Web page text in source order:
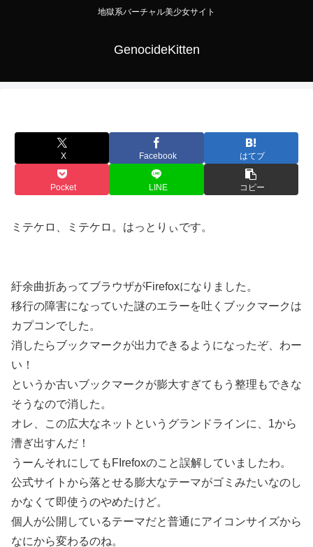
地獄系バーチャル美少女サイト
GenocideKitten
X Facebook はてブ
Pocket LINE コピー
ミテケロ、ミテケロ。はっとりぃです。
紆余曲折あってブラウザがFirefoxになりました。
移行の障害になっていた謎のエラーを吐くブックマークは
カプコンでした。
消したらブックマークが出力できるようになったぞ、わー
い！
というか古いブックマークが膨大すぎてもう整理もできな
そうなので消した。
オレ、この広大なネットというグランドラインに、1から
漕ぎ出すんだ！
うーんそれにしてもFIrefoxのこと誤解していましたわ。
公式サイトから落とせる膨大なテーマがゴミみたいなのし
かなくて即使うのやめたけど。
個人が公開しているテーマだと普通にアイコンサイズから
なにから変わるのね。